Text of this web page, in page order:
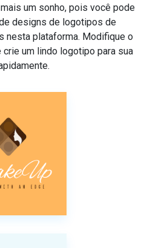
um sonho, pois você pode
designs de logotipos de
nesta plataforma. Modifique o
um lindo logotipo para sua